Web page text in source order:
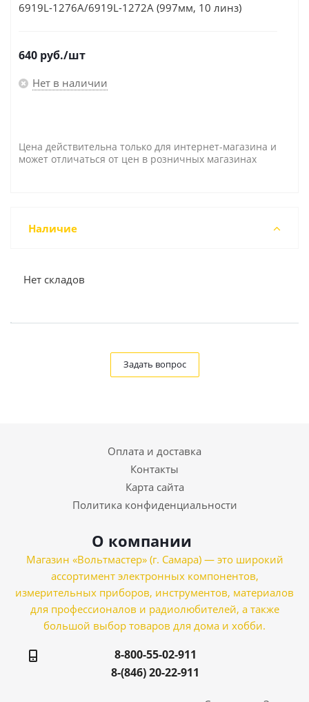
6919L-1276A/6919L-1272A (997мм, 10 линз)
640 руб./шт
Нет в наличии
Цена действительна только для интернет-магазина и
может отличаться от цен в розничных магазинах
Наличие
Нет складов
Задать вопрос
Оплата и доставка
Контакты
Карта сайта
Политика конфиденциальности
О компании
Магазин «Вольтмастер» (г. Самара) — это широкий
ассортимент электронных компонентов,
измерительных приборов, инструментов, материалов
для профессионалов и радиолюбителей, а также
большой выбор товаров для дома и хобби.
8-800-55-02-911
8-(846) 20-22-911